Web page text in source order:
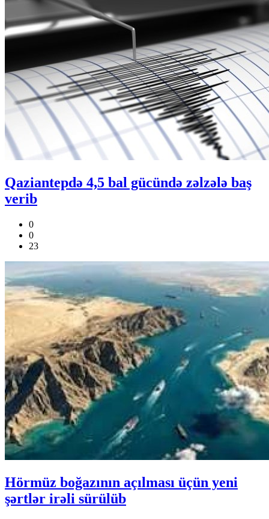
Qaziantepdə 4,5 bal gücündə zəlzələ baş
verib
0
0
23
Hörmüz boğazının açılması üçün yeni
şərtlər irəli sürülüb